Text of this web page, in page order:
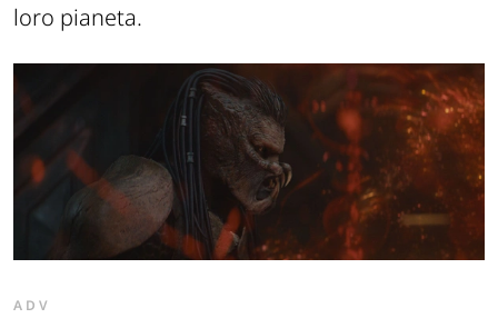
loro pianeta.
ADV